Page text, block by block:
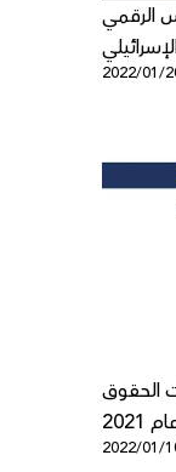
الرقمي
2022/01/
الحقوق
2022/01/